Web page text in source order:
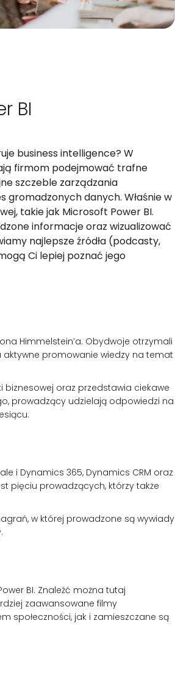
BI
business intelligence? W
firmom podejmować trafne
szczeble zarządzania
danych. Właśnie w
takie jak Microsoft Power BI.
informacje oraz wizualizować
najlepsze źródła (podcasty,
Ci lepiej poznać jego
Himmelstein’a. Obydwoje otrzymali
aktywne promowanie wiedzy na temat
oraz przedstawia ciekawe
prowadzący udzielają odpowiedzi na
i Dynamics 365, Dynamics CRM oraz
pięciu prowadzących, którzy także
w której prowadzone są wywiady
BI. Znaleźć można tutaj
zaawansowane filmy
społeczności, jak i zamieszczane są